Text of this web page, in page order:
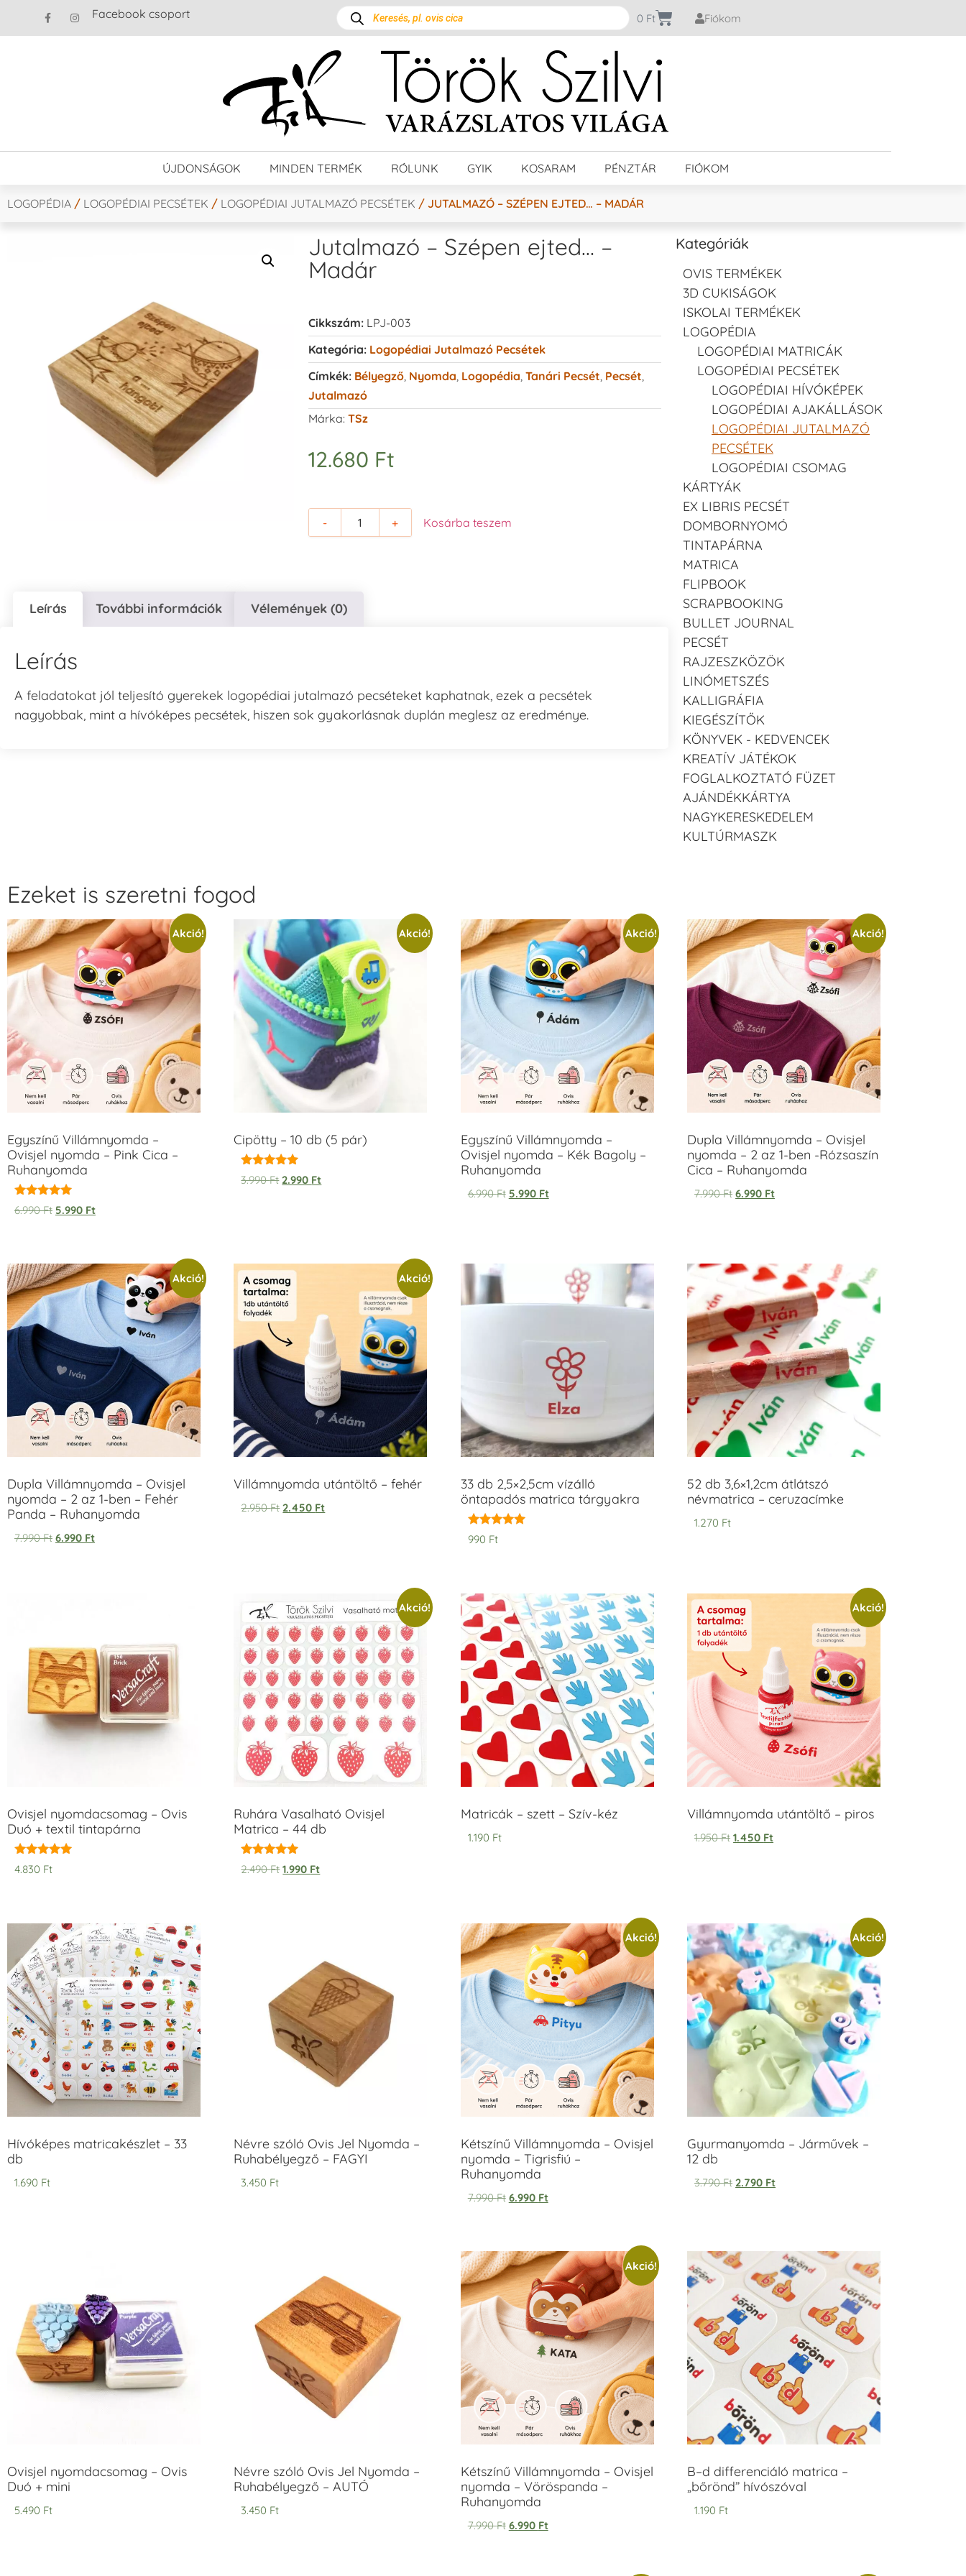
Facebook csoport 0 Ft Fiókom
ÚJDONSÁGOK MINDEN TERMÉK RÓLUNK GYIK KOSARAM PÉNZTÁR FIÓKOM
LOGOPÉDIA / LOGOPÉDIAI PECSÉTEK / LOGOPÉDIAI JUTALMAZÓ PECSÉTEK / JUTALMAZÓ – SZÉPEN EJTED… – MADÁR
Jutalmazó – Szépen ejted… –
Madár
Cikkszám: LPJ-003
Kategória: Logopédiai Jutalmazó Pecsétek
Címkék: Bélyegző, Nyomda Logopédia Tanári Pecsét Pecsét
Jutalmazó
Márka: TSz
12.680 Ft
- + Kosárba teszem
Leírás További információk Vélemények (0)
Leírás
A feladatokat jól teljesító gyerekek logopédiai jutalmazó pecséteket kaphatnak, ezek a pecsétek
nagyobbak, mint a hívóképes pecsétek, hiszen sok gyakorlásnak duplán meglesz az eredménye.
Kategóriák
OVIS TERMÉKEK
3D CUKISÁGOK
ISKOLAI TERMÉKEK
LOGOPÉDIA
LOGOPÉDIAI MATRICÁK
LOGOPÉDIAI PECSÉTEK
LOGOPÉDIAI HÍVÓKÉPEK
LOGOPÉDIAI AJAKÁLLÁSOK
LOGOPÉDIAI JUTALMAZÓ
PECSÉTEK
LOGOPÉDIAI CSOMAG
KÁRTYÁK
EX LIBRIS PECSÉT
DOMBORNYOMÓ
TINTAPÁRNA
MATRICA
FLIPBOOK
SCRAPBOOKING
BULLET JOURNAL
PECSÉT
RAJZESZKÖZÖK
LINÓMETSZÉS
KALLIGRÁFIA
KIEGÉSZÍTŐK
KÖNYVEK - KEDVENCEK
KREATÍV JÁTÉKOK
FOGLALKOZTATÓ FÜZET
AJÁNDÉKKÁRTYA
NAGYKERESKEDELEM
KULTÚRMASZK
Ezeket is szeretni fogod
Akció!
Egyszínű Villámnyomda –
Ovisjel nyomda – Pink Cica –
Ruhanyomda
Értékelés:
5.00
6.990Ft 5.990 Ft
Akció!
Cipötty – 10 db (5 pár)
Értékelés:
5.00
3.990Ft 2.990 Ft
Akció!
Egyszínű Villámnyomda –
Ovisjel nyomda – Kék Bagoly –
Ruhanyomda
6.990Ft 5.990 Ft
Akció!
Dupla Villámnyomda – Ovisjel
nyomda – 2 az 1-ben -Rózsaszín
Cica – Ruhanyomda
7.990Ft 6.990 Ft
Akció!
Dupla Villámnyomda – Ovisjel
nyomda – 2 az 1-ben – Fehér
Panda – Ruhanyomda
7.990Ft 6.990 Ft
Akció!
Villámnyomda utántöltő – fehér
2.950Ft 2.450 Ft
33 db 2,5×2,5cm vízálló
öntapadós matrica tárgyakra
Értékelés:
5.00
990 Ft
52 db 3,6×1,2cm átlátszó
névmatrica – ceruzacímke
1.270 Ft
Ovisjel nyomdacsomag – Ovis
Duó + textil tintapárna
Értékelés:
5.00
4.830 Ft
Akció!
Ruhára Vasalható Ovisjel
Matrica – 44 db
Értékelés:
5.00
2.490Ft 1.990 Ft
Matricák – szett – Szív-kéz
1.190 Ft
Akció!
Villámnyomda utántöltő – piros
1.950Ft 1.450 Ft
Hívóképes matricakészlet – 33
db
1.690 Ft
Névre szóló Ovis Jel Nyomda –
Ruhabélyegző – FAGYI
3.450 Ft
Akció!
Kétszínű Villámnyomda – Ovisjel
nyomda – Tigrisfiú –
Ruhanyomda
7.990Ft 6.990 Ft
Akció!
Gyurmanyomda – Járművek –
12 db
3.790Ft 2.790 Ft
Ovisjel nyomdacsomag – Ovis
Duó + mini
5.490 Ft
Névre szóló Ovis Jel Nyomda –
Ruhabélyegző – AUTÓ
3.450 Ft
Akció!
Kétszínű Villámnyomda – Ovisjel
nyomda – Vöröspanda –
Ruhanyomda
7.990Ft 6.990 Ft
B–d differenciáló matrica –
„bőrönd” hívószóval
1.190 Ft